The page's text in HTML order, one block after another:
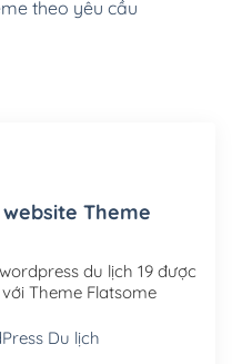
Wordpress(+100,000₫)
.org (1 năm)
(+450,000₫)
theo yêu cầu
Theme
du lịch 19 được
Theme Flatsome
Du lịch